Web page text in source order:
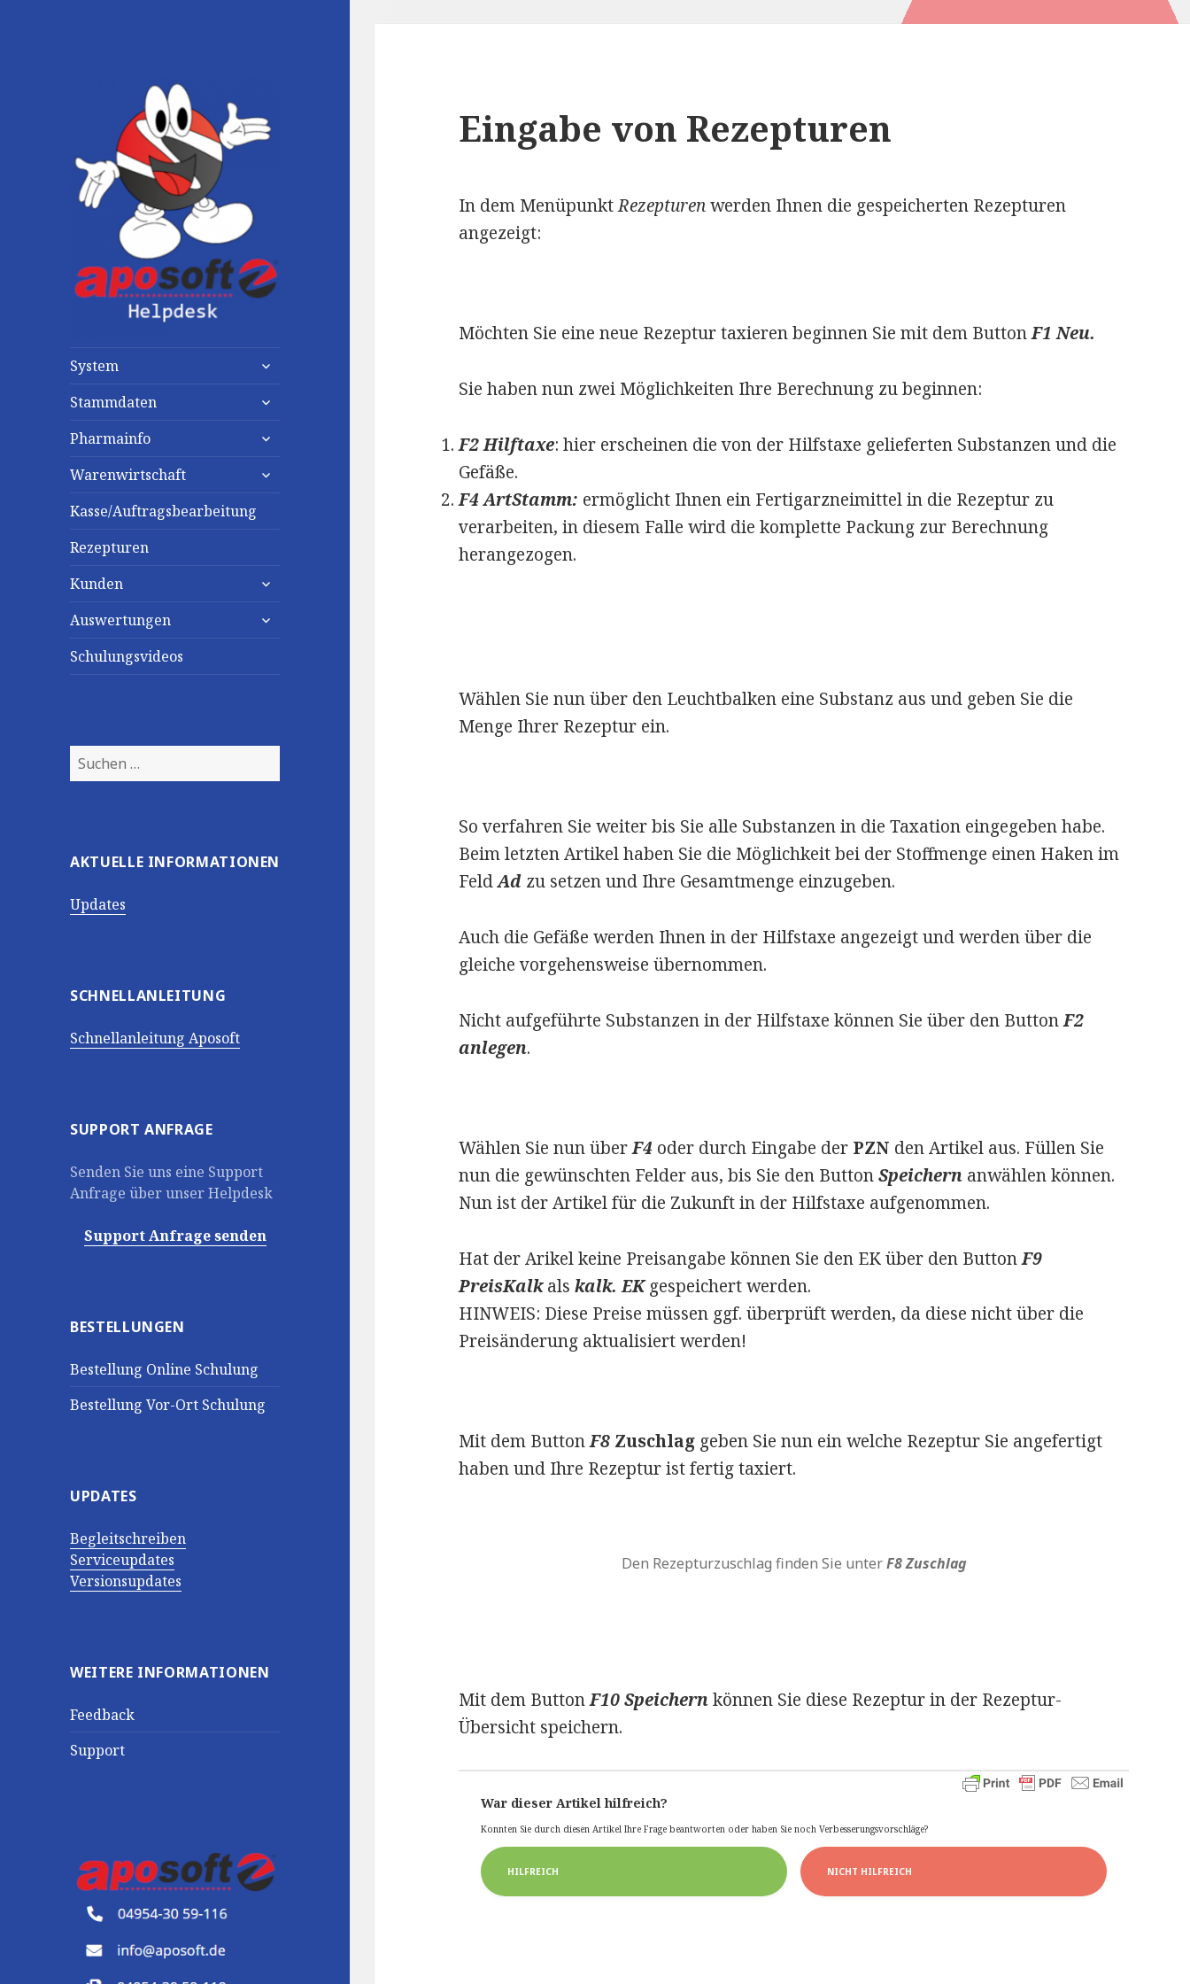
System
Stammdaten
Pharmainfo
Warenwirtschaft
Kasse/Auftragsbearbeitung
Rezepturen
Kunden
Auswertungen
Schulungsvideos
Suchen
nach:
AKTUELLE INFORMATIONEN
Updates
SCHNELLANLEITUNG
Schnellanleitung Aposoft
SUPPORT ANFRAGE
Senden Sie uns eine Support
Anfrage über unser Helpdesk
Support Anfrage senden
BESTELLUNGEN
Bestellung Online Schulung
Bestellung Vor-Ort Schulung
UPDATES
Begleitschreiben
Serviceupdates
Versionsupdates
WEITERE INFORMATIONEN
Feedback
Support
Eingabe von Rezepturen
In dem MenüpunktRezepturenwerden Ihnen die gespeicherten Rezepturen
angezeigt:
Möchten Sie eine neue Rezeptur taxieren beginnen Sie mit dem ButtonF1 Neu.
Sie haben nun zwei Möglichkeiten Ihre Berechnung zu beginnen:
F2 Hilftaxe: hier erscheinen die von der Hilfstaxe gelieferten Substanzen und die
Gefäße.
F4 ArtStamm: ermöglicht Ihnen ein Fertigarzneimittel in die Rezeptur zu
verarbeiten, in diesem Falle wird die komplette Packung zur Berechnung
herangezogen.
Wählen Sie nun über den Leuchtbalken eine Substanz aus und geben Sie die
Menge Ihrer Rezeptur ein.
So verfahren Sie weiter bis Sie alle Substanzen in die Taxation eingegeben habe.
Beim letzten Artikel haben Sie die Möglichkeit bei der Stoffmenge einen Haken im
FeldAd zu setzen und Ihre Gesamtmenge einzugeben.
Auch die Gefäße werden Ihnen in der Hilfstaxe angezeigt und werden über die
gleiche vorgehensweise übernommen.
Nicht aufgeführte Substanzen in der Hilfstaxe können Sie über den ButtonF2
anlegen.
Wählen Sie nun überF4 oder durch Eingabe der PZN den Artikel aus. Füllen Sie
nun die gewünschten Felder aus, bis Sie den ButtonSpeichern anwählen können.
Nun ist der Artikel für die Zukunft in der Hilfstaxe aufgenommen.
Hat der Arikel keine Preisangabe können Sie den EK über den ButtonF9
PreisKalkals kalk. EKgespeichert werden.
HINWEIS: Diese Preise müssen ggf. überprüft werden, da diese nicht über die
Preisänderung aktualisiert werden!
Mit dem ButtonF8 Zuschlaggeben Sie nun ein welche Rezeptur Sie angefertigt
haben und Ihre Rezeptur ist fertig taxiert.
Den Rezepturzuschlag finden Sie unterF8 Zuschlag
Mit dem ButtonF10 Speichernkönnen Sie diese Rezeptur in der Rezeptur-
Übersicht speichern.
War dieser Artikel hilfreich?
Konnten Sie durch diesen Artikel Ihre Frage beantworten oder haben Sie noch Verbesserungsvorschläge?
HILFREICH NICHT HILFREICH